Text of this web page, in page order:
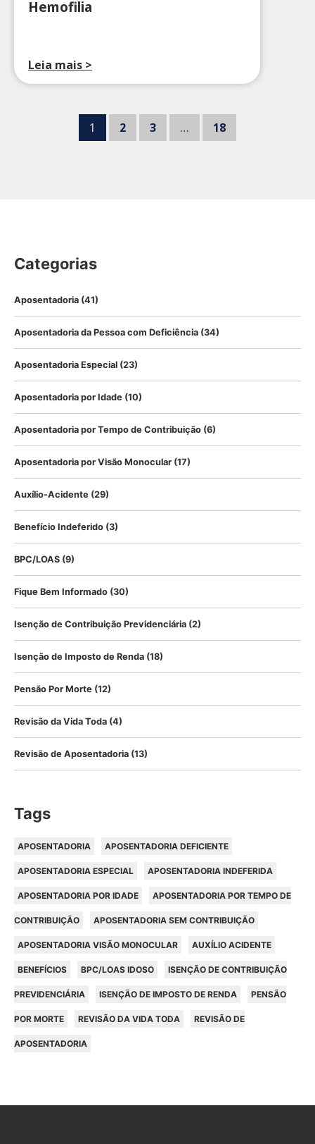
Hemofilia
Leia mais >
1 2 3 … 18
Categorias
Aposentadoria (41)
Aposentadoria da Pessoa com Deficiência (34)
Aposentadoria Especial (23)
Aposentadoria por Idade (10)
Aposentadoria por Tempo de Contribuição (6)
Aposentadoria por Visão Monocular (17)
Auxílio-Acidente (29)
Benefício Indeferido (3)
BPC/LOAS (9)
Fique Bem Informado (30)
Isenção de Contribuição Previdenciária (2)
Isenção de Imposto de Renda (18)
Pensão Por Morte (12)
Revisão da Vida Toda (4)
Revisão de Aposentadoria (13)
Tags
APOSENTADORIA APOSENTADORIA DEFICIENTE
APOSENTADORIA ESPECIAL APOSENTADORIA INDEFERIDA
APOSENTADORIA POR IDADE APOSENTADORIA POR TEMPO DE
CONTRIBUIÇÃO APOSENTADORIA SEM CONTRIBUIÇÃO
APOSENTADORIA VISÃO MONOCULAR AUXÍLIO ACIDENTE
BENEFÍCIOS BPC/LOAS IDOSO ISENÇÃO DE CONTRIBUIÇÃO
PREVIDENCIÁRIA ISENÇÃO DE IMPOSTO DE RENDA PENSÃO
POR MORTE REVISÃO DA VIDA TODA REVISÃO DE
APOSENTADORIA